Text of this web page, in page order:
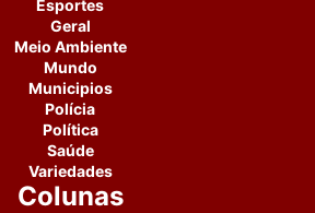
Esportes
Geral
Meio Ambiente
Mundo
Municipios
Polícia
Política
Saúde
Variedades
Colunas